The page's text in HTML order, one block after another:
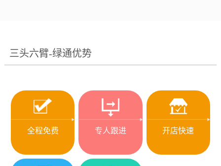
三头六臂-绿通优势
全程免费 专人跟进 开店快速